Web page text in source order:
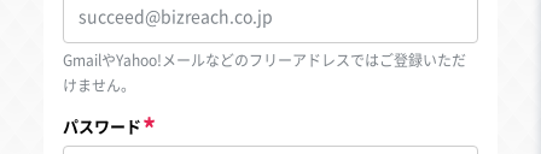
GmailやYahoo!メールなどのフリーアドレスではご登録いただ
けません。
パスワード